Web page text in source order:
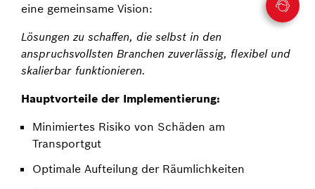
eine gemeinsame Vision:
Lösungen zu schaffen, die selbst in den
anspruchsvollsten Branchen zuverlässig, flexibel und
skalierbar funktionieren.
Hauptvorteile der Implementierung:
Minimiertes Risiko von Schäden am
Transportgut
Optimale Aufteilung der Räumlichkeiten